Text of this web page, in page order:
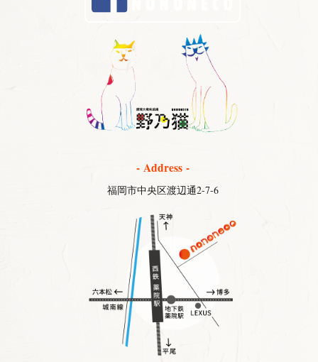
- Address -
福岡市中央区渡辺通2-7-6